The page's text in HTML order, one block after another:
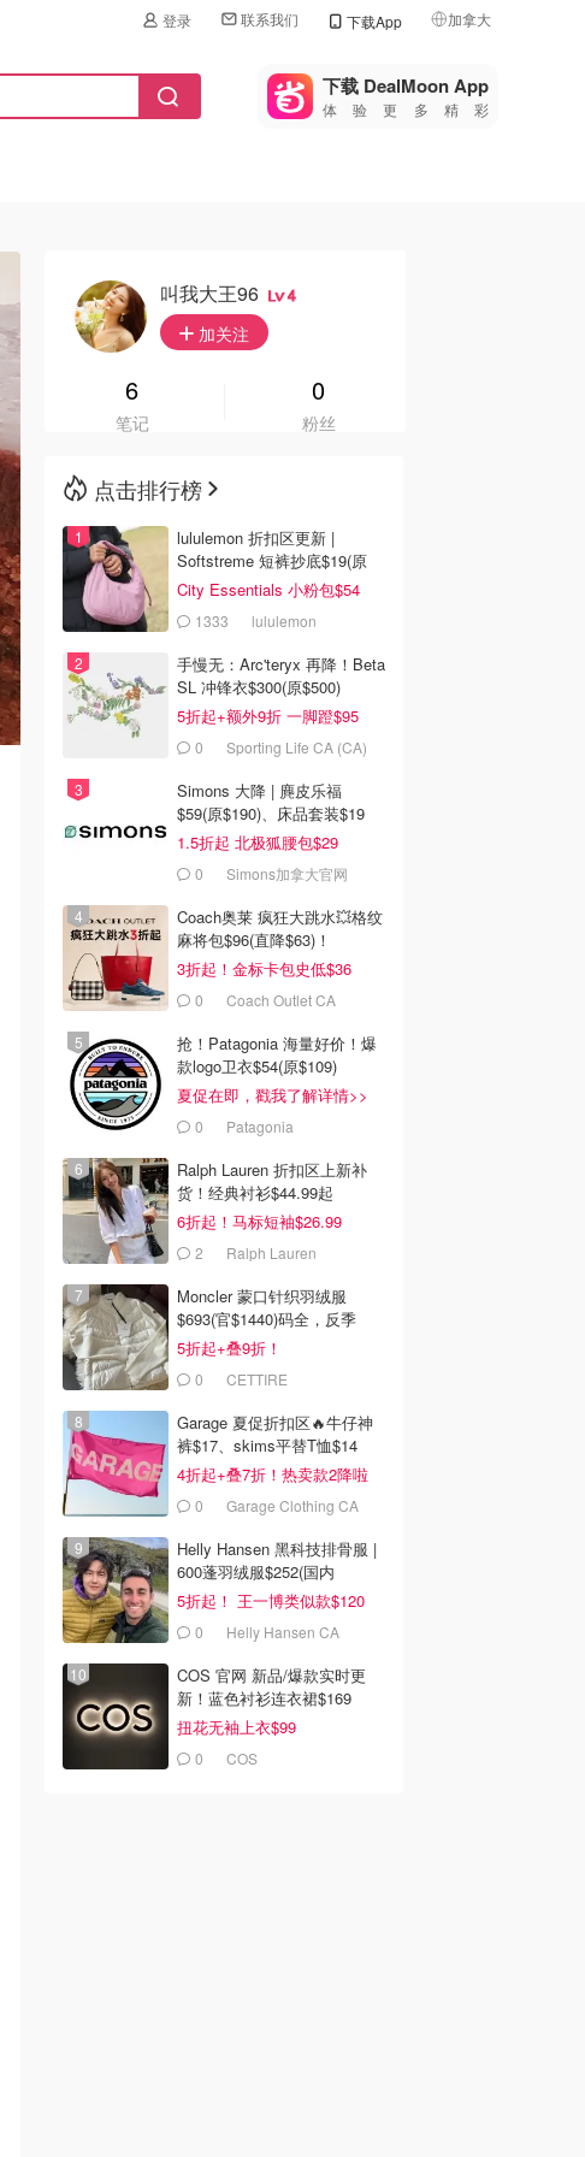
登录 联系我们 下载App 加拿大
🇺🇸
美国
🇨🇳中国
🇮🇹
🇦🇺
下载 DealMoon App
体验更多精彩
叫我大王96 4
加关注
6
笔记
0
粉丝
点击排行榜
lululemon 折扣区更新 |
Softstreme 短裤抄底$19(原
$88)
City Essentials 小粉包$54
1333 lululemon
手慢无：Arc'teryx 再降！Beta
SL 冲锋衣$300(原$500)
5折起+额外9折 一脚蹬$95
0 Sporting Life CA (CA)
Simons 大降 | 麂皮乐福
$59(原$190)、床品套装$19
1.5折起 北极狐腰包$29
0 Simons加拿大官网
Coach奥莱 疯狂大跳水💥格纹
麻将包$96(直降$63)！
3折起！金标卡包史低$36
0 Coach Outlet CA
抢！Patagonia 海量好价！爆
款logo卫衣$54(原$109)
夏促在即，戳我了解详情>>
0 Patagonia
Ralph Lauren 折扣区上新补
货！经典衬衫$44.99起
6折起！马标短袖$26.99
2 Ralph Lauren
Moncler 蒙口针织羽绒服
$693(官$1440)码全，反季
囤！
5折起+叠9折！
0 CETTIRE
Garage 夏促折扣区🔥牛仔神
裤$17、skims平替T恤$14
4折起+叠7折！热卖款2降啦
0
Garage Clothing CA
Helly Hansen 黑科技排骨服 |
600蓬羽绒服$252(国内
￥4075)
5折起！ 王一博类似款$120
0 Helly Hansen CA
COS 官网 新品/爆款实时更
新！蓝色衬衫连衣裙$169
扭花无袖上衣$99
0 COS